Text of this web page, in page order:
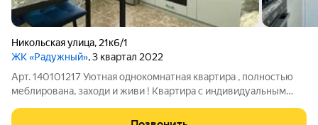
Никольская улица, 21к6/1
ЖК «Радужный», 3 квартал 2022
Арт. 140101217 Уютная однокомнатная квартира , полностью
меблирована, заходи и живи ! Квартира с индивидуальным
платежах. Вся мебель и техника остается новым владельцам,